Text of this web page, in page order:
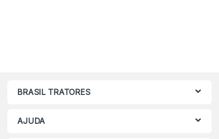
BRASIL TRATORES
AJUDA